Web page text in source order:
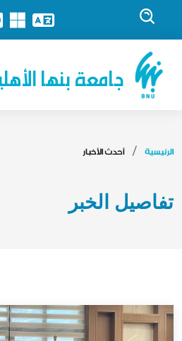
جامعة بنها
الرئيسية أحدث الأخبار
تفاصيل الخبر